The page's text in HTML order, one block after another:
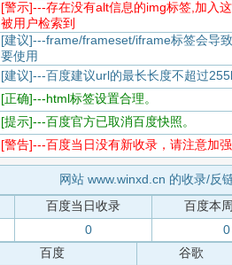
[警示]---存在没有alt信息的img标签,加入
被用户检索到
[建议]---frame/frameset/iframe标签会导
要使用
[建议]---百度建议url的最长长度不超过
[正确]---html标签设置合理。
[提示]---百度官方已取消百度快照。
[警告]---百度当日没有新收录，请注意加
网站 www.winxd.cn 的收录/反
百度当日收录
百度本
0
0
百度
谷歌